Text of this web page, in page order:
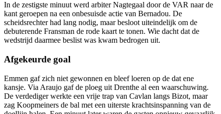
In de zestigste minuut werd arbiter Nagtegaal door de VAR naar de
kant geroepen na een onbesuisde actie van Bernadou. De
scheidsrechter had lang nodig, maar besloot uiteindelijk om de
debuterende Fransman de rode kaart te tonen. Wie dacht dat de
wedstrijd daarmee beslist was kwam bedrogen uit.
Afgekeurde goal
Emmen gaf zich niet gewonnen en bleef loeren op de dat ene
kansje. Via Araujo gaf de ploeg uit Drenthe al een waarschuwing.
De verdediger werkte een vrije trap van Cavlan langs Bizot, maar
zag Koopmeiners de bal met een uiterste krachtsinspanning van de